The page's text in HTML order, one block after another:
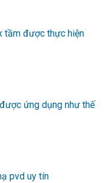
tầm được thực hiện
ứng dụng như thế
pvd uy tín